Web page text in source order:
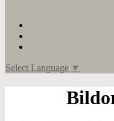
Select Language ▼